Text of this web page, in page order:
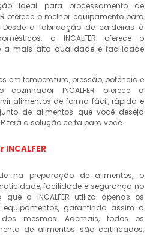
ideal para processamento de
oferece o melhor equipamento para
a fabricação de caldeiras à
a INCALFER oferece o
a mais alta qualidade e facilidade
em temperatura, pressão, potência e
INCALFER oferece a
alimentos de forma fácil, rápida e
de alimentos que você deseja
terá a solução certa para você.
na preparação de alimentos, o
facilidade e segurança no
a INCALFER utiliza apenas os
garantindo assim a
mesmos. Ademais, todos os
de alimentos são certificados,